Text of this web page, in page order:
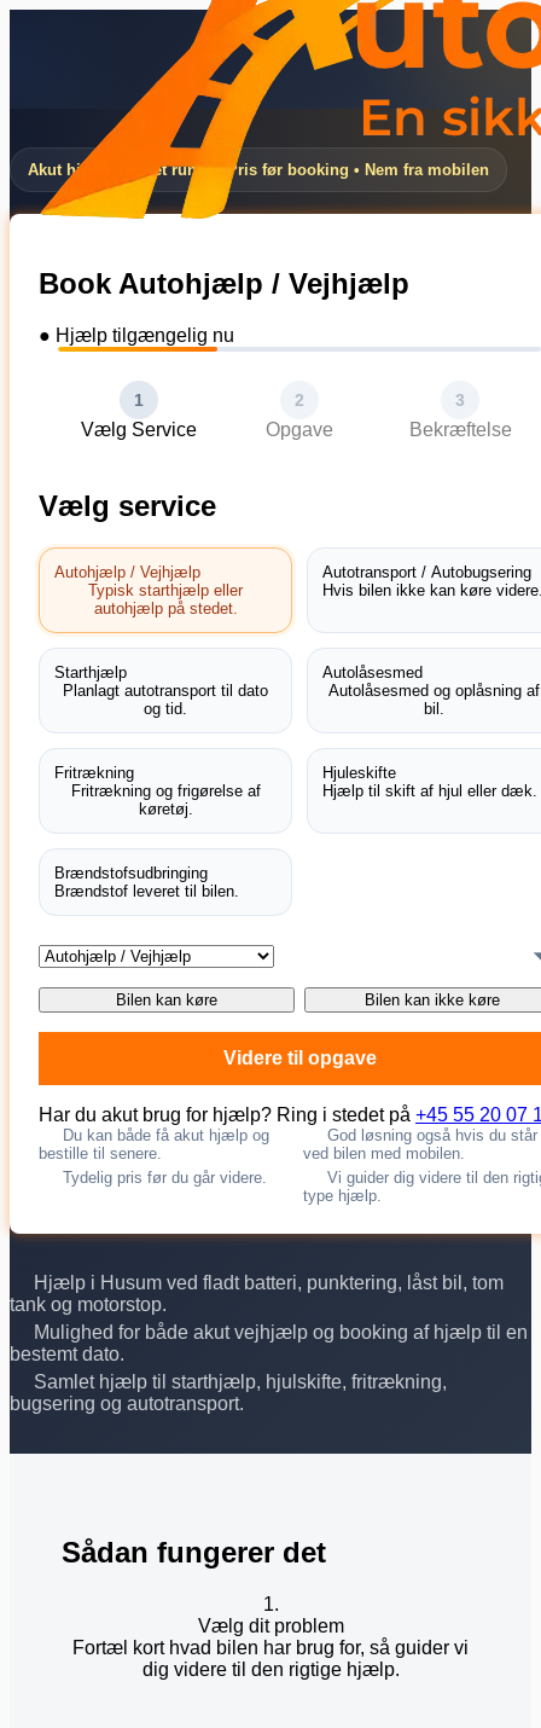
Hjælp i Husum ved fladt batteri, punktering, låst bil, tom
tank og motorstop.
Mulighed for både akut vejhjælp og booking af hjælp til en
bestemt dato.
Samlet hjælp til starthjælp, hjulskifte, fritrækning,
bugsering og autotransport.
Akut hjælp døgnet rundt • Pris før booking • Nem fra mobilen
Book Autohjælp / Vejhjælp
● Hjælp tilgængelig nu
1
Vælg Service
2
Opgave
3
Bekræftelse
Vælg service
Autohjælp / Vejhjælp
Typisk starthjælp eller
autohjælp på stedet.
Autotransport / Autobugsering
Hvis bilen ikke kan køre
Starthjælp
Planlagt autotransport til dato
og tid.
Autolåsesmed
Autolåsesmed og oplåsning af
bil.
Fritrækning
Fritrækning og frigørelse af
køretøj.
Hjuleskifte
Hjælp til skift af hjul eller dæk.
Brændstofsudbringing
Brændstof leveret til bilen.
Bilen kan køre Bilen kan ikke køre
Videre til opgave
Har du akut brug for hjælp? Ring i stedet på +45 55 20 07
Du kan både få akut hjælp og
bestille til senere.
God løsning også hvis du står
ved bilen med mobilen.
Tydelig pris før du går videre.
Vi guider dig videre til den
type hjælp.
Sådan fungerer det
1.
Vælg dit problem
Fortæl kort hvad bilen har brug for, så guider vi
dig videre til den rigtige hjælp.